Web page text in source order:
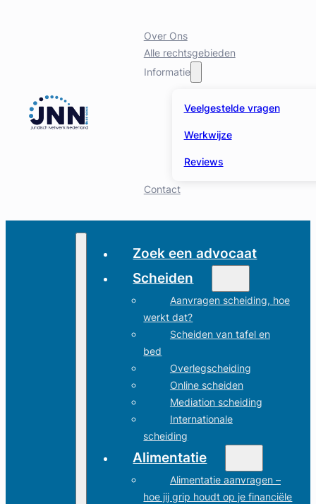
Over Ons
Alle rechtsgebieden
Informatie
Veelgestelde vragen
Werkwijze
Reviews
Contact
Zoek een advocaat
Scheiden
Aanvragen scheiding, hoe
werkt dat?
Scheiden van tafel en
bed
Overlegscheiding
Online scheiden
Mediation scheiding
Internationale
scheiding
Alimentatie
Alimentatie aanvragen –
hoe jij grip houdt op je financiële